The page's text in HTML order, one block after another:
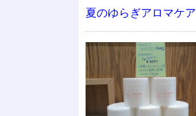
夏のゆらぎアロマケア